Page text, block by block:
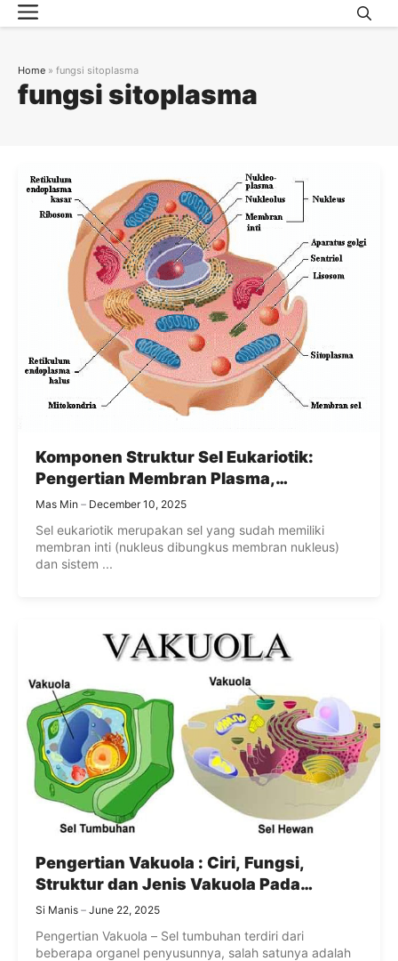
Skip
to
Menu
fungsi sitoplasma
Home » fungsi sitoplasma
Komponen Struktur Sel Eukariotik:
Pengertian Membran Plasma,
Sitoplasma, Dan Organel-Organel
Terlengkap
Mas Min December 10, 2025
Sel eukariotik merupakan sel yang sudah memiliki
membran inti (nukleus dibungkus membran nukleus)
dan sistem ...
Pengertian Vakuola : Ciri, Fungsi,
Struktur dan Jenis Vakuola Pada
Tumbuhan dan Hewan
Si Manis June 22, 2025
Pengertian Vakuola – Sel tumbuhan terdiri dari
beberapa organel penyusunnya, salah satunya adalah